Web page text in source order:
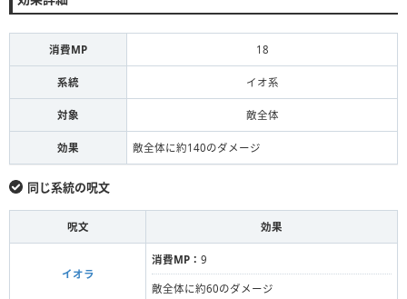
消費MP 18
系統 イオ系
対象 敵全体
効果 敵全体に約140のダメージ
同じ系統の呪文
呪文 効果
イオラ
消費MP： 9
敵全体に約60のダメージ